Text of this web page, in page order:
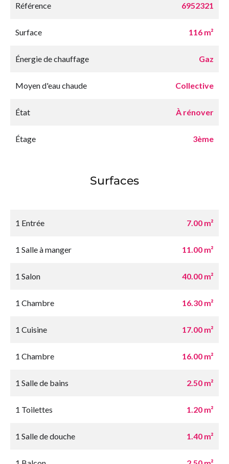
Référence 6952321
Surface 116 m²
Énergie de chauffage Gaz
Moyen d'eau chaude Collective
État À rénover
Étage 3ème
Surfaces
1 Entrée 7.00 m²
1 Salle à manger 11.00 m²
1 Salon 40.00 m²
1 Chambre 16.30 m²
1 Cuisine 17.00 m²
1 Chambre 16.00 m²
1 Salle de bains 2.50 m²
1 Toilettes 1.20 m²
1 Salle de douche 1.40 m²